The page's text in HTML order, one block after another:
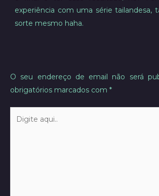
experiência com uma série tailandesa,
sorte mesmo haha.
O seu endereço de email não será
obrigatórios marcados com *
aqui..